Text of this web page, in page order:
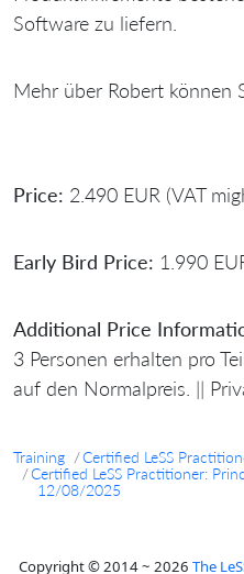
Software zu liefern.
Mehr über Robert können
Price: 2.490 EUR (VAT
Early Bird Price: 1.990
Additional Price
3 Personen erhalten pro
auf den Normalpreis. ||
Training
Certified LeSS
Certified LeSS Practitioner:
12/08/2025
Copyright © 2014 ~ 2026 The